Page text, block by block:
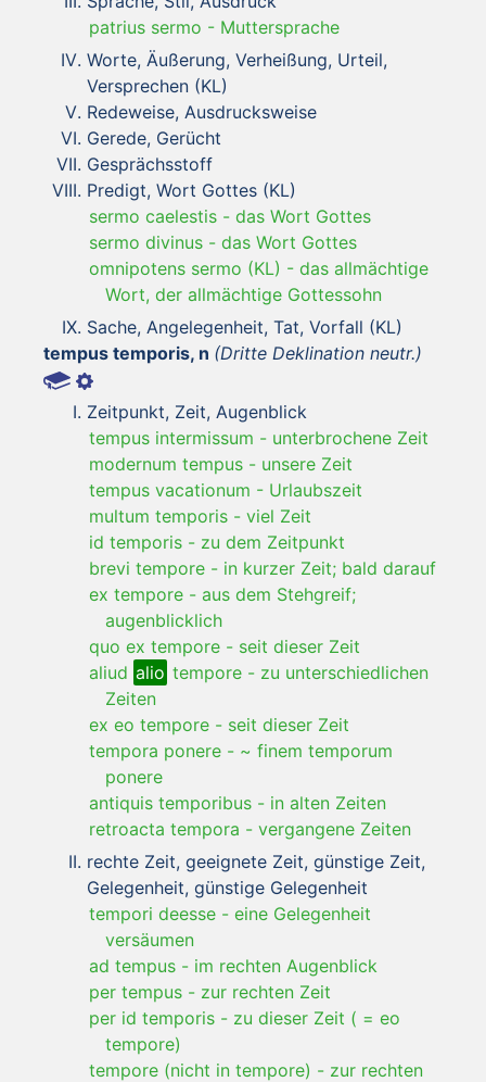
patrius sermo - Muttersprache
Worte, Äußerung, Verheißung, Urteil,
Versprechen (KL)
Redeweise, Ausdrucksweise
Gerede, Gerücht
Gesprächsstoff
Predigt, Wort Gottes (KL)
sermo caelestis - das Wort Gottes
sermo divinus - das Wort Gottes
omnipotens sermo (KL) - das allmächtige
Wort, der allmächtige Gottessohn
Sache, Angelegenheit, Tat, Vorfall (KL)
tempus temporis, n (Dritte Deklination neutr.)
Zeitpunkt, Zeit, Augenblick
tempus intermissum - unterbrochene Zeit
modernum tempus - unsere Zeit
tempus vacationum - Urlaubszeit
multum temporis - viel Zeit
id temporis - zu dem Zeitpunkt
brevi tempore - in kurzer Zeit; bald darauf
ex tempore - aus dem Stehgreif;
augenblicklich
quo ex tempore - seit dieser Zeit
aliud alio tempore - zu unterschiedlichen
Zeiten
ex eo tempore - seit dieser Zeit
tempora ponere - ~ finem temporum
ponere
antiquis temporibus - in alten Zeiten
retroacta tempora - vergangene Zeiten
rechte Zeit, geeignete Zeit, günstige Zeit,
Gelegenheit, günstige Gelegenheit
tempori deesse - eine Gelegenheit
versäumen
ad tempus - im rechten Augenblick
per tempus - zur rechten Zeit
per id temporis - zu dieser Zeit ( = eo
tempore)
tempore (nicht in tempore) - zur rechten